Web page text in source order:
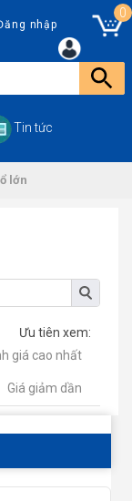
nhập
0
Tin tức
lớn
Ưu tiên xem:
giá cao nhất
Giá giảm dần